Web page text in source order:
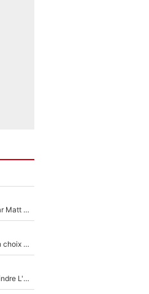
De l'équipe de France à The Voice Kids : Contacté par Matt Pokora, Kylian Mbappé a accepté de jouer un rôle inédit sur TF1 !
La Liga sur beIN Sports c’est terminé, DAZN a fait son choix pour Benjamin Da Silva et Omar Da Fonseca !
Raymond Domenech a posé ses conditions pour rejoindre L'EQUIPE du Soir : Il refuse de faire l'émission avec un autre chroniqueur !